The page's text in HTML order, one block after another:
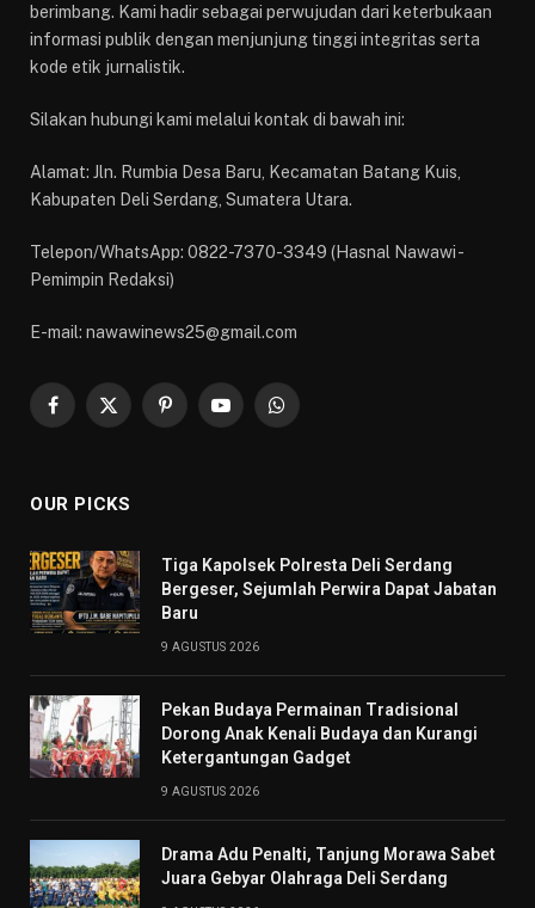
berimbang. Kami hadir sebagai perwujudan dari keterbukaan
informasi publik dengan menjunjung tinggi integritas serta
kode etik jurnalistik.
Silakan hubungi kami melalui kontak di bawah ini:
Alamat: Jln. Rumbia Desa Baru, Kecamatan Batang Kuis,
Kabupaten Deli Serdang, Sumatera Utara.
Telepon/WhatsApp: 0822-7370-3349 (Hasnal Nawawi -
Pemimpin Redaksi)
E-mail: nawawinews25@gmail.com
Facebook
X
PinterestYouTubeWhatsApp
OUR PICKS
Tiga Kapolsek Polresta Deli Serdang
Bergeser, Sejumlah Perwira Dapat Jabatan
Baru
9 AGUSTUS 2026
Pekan Budaya Permainan Tradisional
Dorong Anak Kenali Budaya dan Kurangi
Ketergantungan Gadget
9 AGUSTUS 2026
Drama Adu Penalti, Tanjung Morawa Sabet
Juara Gebyar Olahraga Deli Serdang